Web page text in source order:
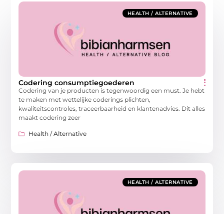
HEALTH / ALTERNATIVE
Codering consumptiegoederen
Codering van je producten is tegenwoordig een must. Je hebt
te maken met wettelijke coderings plichten,
kwaliteitscontroles, traceerbaarheid en klantenadvies. Dit alles
maakt codering zeer
Health / Alternative
HEALTH / ALTERNATIVE